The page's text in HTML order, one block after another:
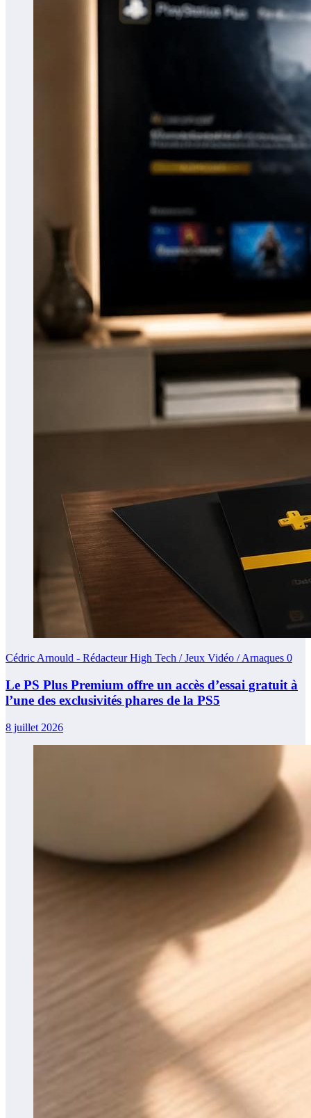
Cédric Arnould - Rédacteur High Tech / Jeux Vidéo / Arnaques 0
Le PS Plus Premium offre un accès d’essai gratuit à
l’une des exclusivités phares de la PS5
8 juillet 2026